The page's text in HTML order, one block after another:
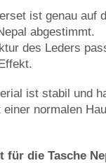
ist genau auf
abgestimmt.
des Leders
ist stabil und
einer normalen
für die Tasche